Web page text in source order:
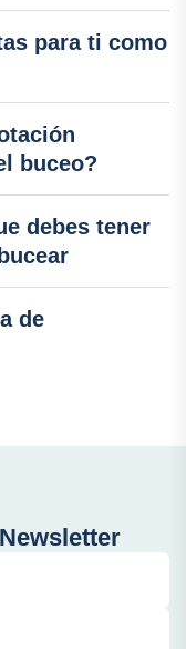
para ti como
buceo?
debes tener
de